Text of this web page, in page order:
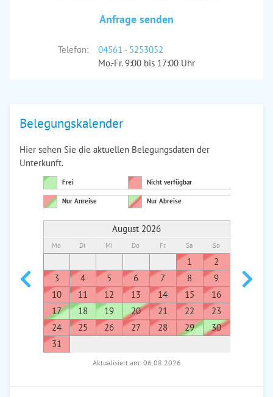
Anfrage senden
Telefon:
04561 - 5253052
Mo.-Fr. 9:00 bis 17:00 Uhr
Belegungskalender
Hier sehen Sie die aktuellen Belegungsdaten der
Unterkunft.
Frei Nicht verfügbar
Nur Anreise Nur Abreise
August 2026
Mo Di Mi Do Fr Sa So
1
2
3
4 5 6 7 8
9
10
11 12 13 14 15
16
17
18 19 20 21 22
23
24
25 26 27 28 29
30
31
7
Aktualisiert am: 06.08.2026